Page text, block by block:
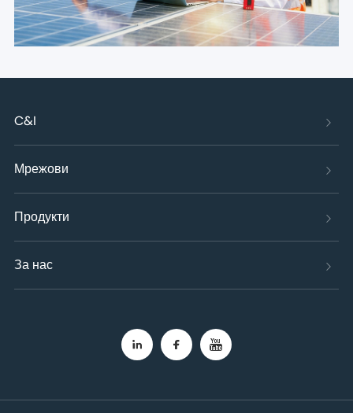
C&I
Мрежови
Продукти
За нас